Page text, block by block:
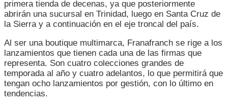
primera tienda de decenas, ya que posteriormente
abrirán una sucursal en Trinidad, luego en Santa Cruz de
la Sierra y a continuación en el eje troncal del país.
Al ser una boutique multimarca, Franafranch se rige a los
lanzamientos que tienen cada una de las firmas que
representa. Son cuatro colecciones grandes de
temporada al año y cuatro adelantos, lo que permitirá que
tengan ocho lanzamientos por gestión, con lo último en
tendencias.